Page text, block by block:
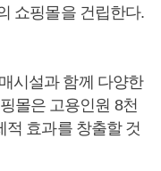
쇼핑몰을 건립한다.
시설과 함께 다양한
몰은 고용인원 8천
적 효과를 창출할 것